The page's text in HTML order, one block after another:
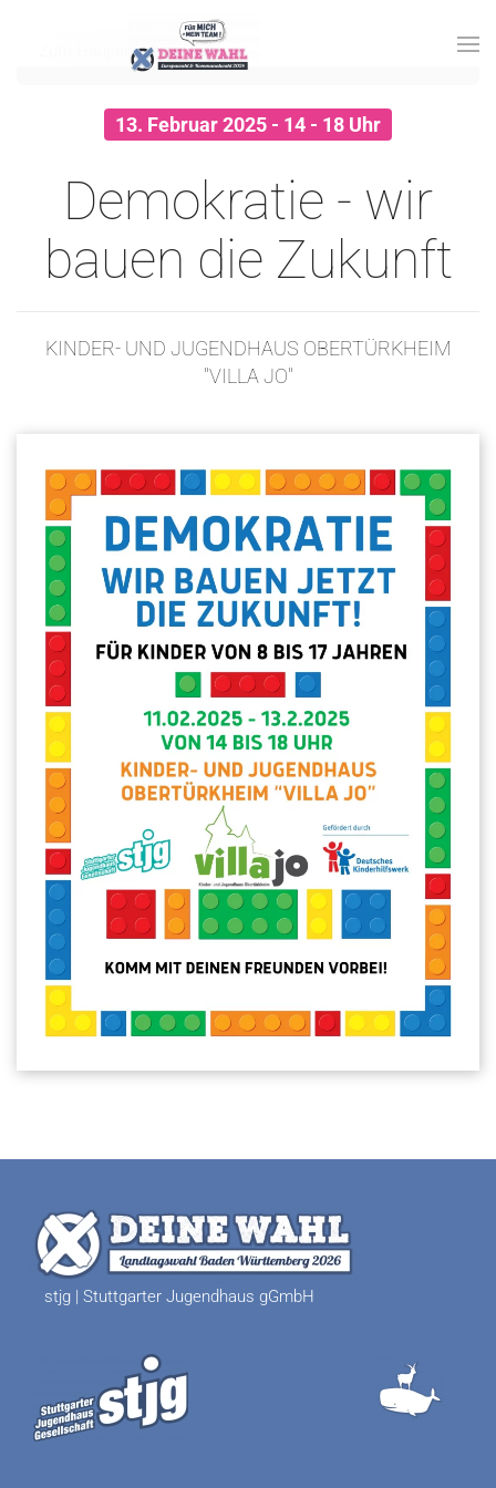
Zum Hauptinhalt springen
13. Februar 2025 - 14 - 18 Uhr
Demokratie - wir
bauen die Zukunft
KINDER- UND JUGENDHAUS OBERTÜRKHEIM
"VILLA JO"
stjg | Stuttgarter Jugendhaus gGmbH